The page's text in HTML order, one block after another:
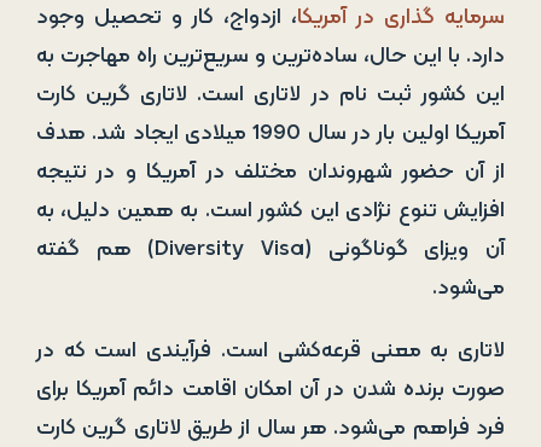
سرمایه گذاری در آمریکا، ازدواج، کار و تحصیل وجود
دارد. با این حال، ساده‌ترین و سریع‌ترین راه مهاجرت به
این کشور ثبت نام در لاتاری است. لاتاری گرین کارت
آمریکا اولین بار در سال 1990 میلادی ایجاد شد. هدف
از آن حضور شهروندان مختلف در آمریکا و در نتیجه
افزایش تنوع نژادی این کشور است. به همین دلیل، به
آن ویزای گوناگونی (Diversity Visa) هم گفته
می‌شود.
لاتاری به معنی قرعه‌کشی است. فرآیندی است که در
صورت برنده شدن در آن امکان اقامت دائم آمریکا برای
فرد فراهم می‌شود. هر سال از طریق لاتاری گرین کارت